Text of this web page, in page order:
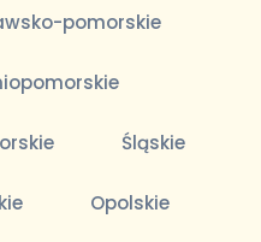
pomorskie
Śląskie
Opolskie